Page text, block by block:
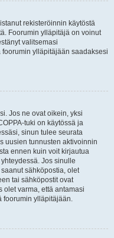
rekisteröinnin käytöstä
Foorumin ylläpitäjä on voinut
valitsemasi
foorumin ylläpitäjään saadaksesi
Jos ne ovat oikein, yksi
tuki on käytössä ja
sinun tulee seurata
uusien tunnusten aktivoinnin
ennen kuin voit kirjautua
Jos sinulle
sähköpostia, olet
tai sähköpostit ovat
olet varma, että antamasi
foorumin ylläpitäjään.